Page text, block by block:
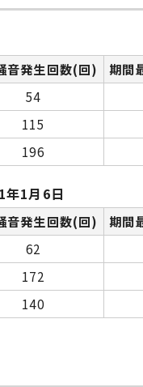
音発生回数(回) 期間
54
115
196
年1月6日
音発生回数(回) 期間
62
172
140